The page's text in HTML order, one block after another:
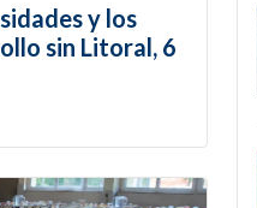
y los
sin Litoral, 6